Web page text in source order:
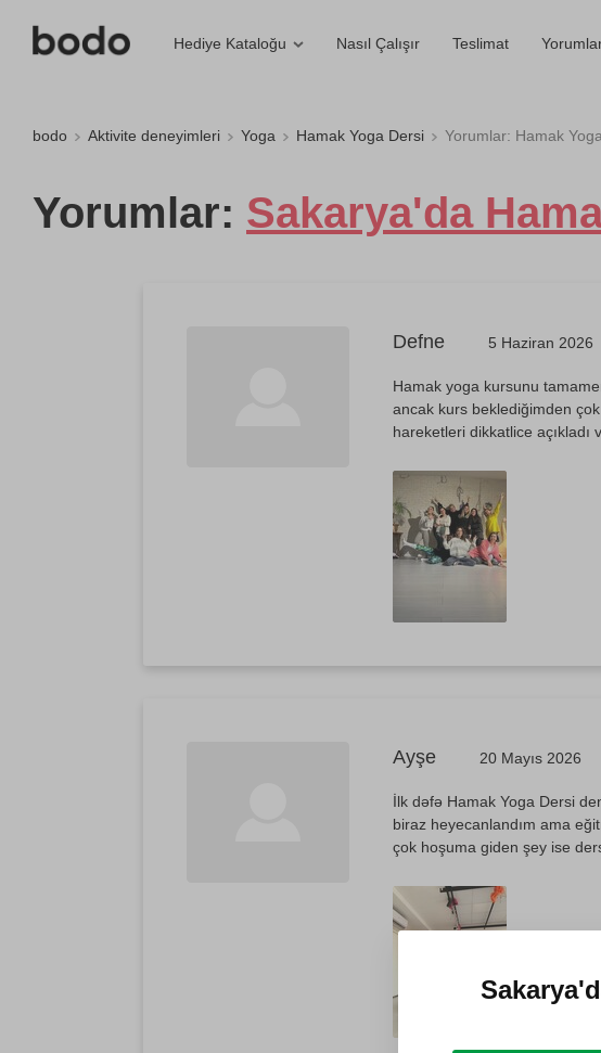
Hediye Kataloğu Nasıl Çalışır Teslimat
bodo Aktivite deneyimleri Yoga Hamak Yoga Dersi Yorumlar: Hamak
Yorumlar: Sakarya'da
Defne 5 Haziran 2026
Hamak yoga kursunu
ancak kurs beklediğimden
hareketleri dikkatlice açıkladı
Ayşe 20 Mayıs 2026
İlk dəfə Hamak Yoga Dersi
biraz heyecanlandım ama
çok hoşuma giden şey ise